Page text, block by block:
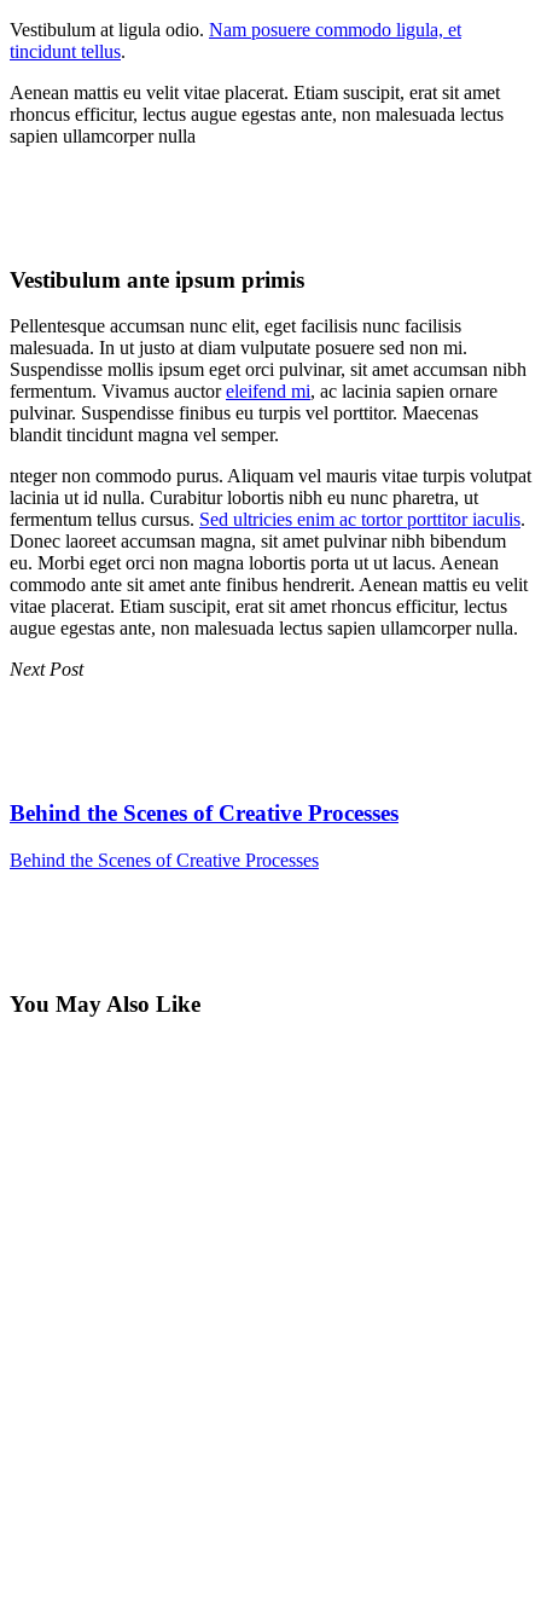
Vestibulum at ligula odio. Nam posuere commodo ligula, et
tincidunt tellus.
Aenean mattis eu velit vitae placerat. Etiam suscipit, erat sit amet
rhoncus efficitur, lectus augue egestas ante, non malesuada lectus
sapien ullamcorper nulla
Vestibulum ante ipsum primis
Pellentesque accumsan nunc elit, eget facilisis nunc facilisis
malesuada. In ut justo at diam vulputate posuere sed non mi.
Suspendisse mollis ipsum eget orci pulvinar, sit amet accumsan nibh
fermentum. Vivamus auctoreleifend mi, ac lacinia sapien ornare
pulvinar. Suspendisse finibus eu turpis vel porttitor. Maecenas
blandit tincidunt magna vel semper.
nteger non commodo purus. Aliquam vel mauris vitae turpis volutpat
lacinia ut id nulla. Curabitur lobortis nibh eu nunc pharetra, ut
fermentum tellus cursus. Sed ultricies enim ac tortor porttitor iaculis.
Donec laoreet accumsan magna, sit amet pulvinar nibh bibendum
eu. Morbi eget orci non magna lobortis porta ut ut lacus. Aenean
commodo ante sit amet ante finibus hendrerit. Aenean mattis eu velit
vitae placerat. Etiam suscipit, erat sit amet rhoncus efficitur, lectus
augue egestas ante, non malesuada lectus sapien ullamcorper nulla.
Next Post
Behind the Scenes of Creative Processes
Behind the Scenes of Creative Processes
You May Also Like